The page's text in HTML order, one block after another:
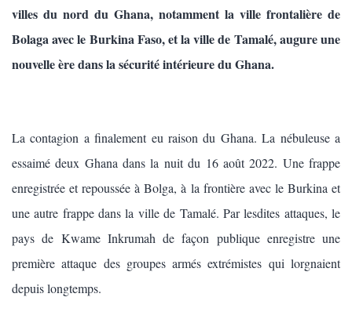
villes du nord du Ghana, notamment la ville frontalière de
Bolaga avec le Burkina Faso, et la ville de Tamalé, augure une
nouvelle ère dans la sécurité intérieure du Ghana.
La contagion a finalement eu raison du Ghana. La nébuleuse a
essaimé deux Ghana dans la nuit du 16 août 2022. Une frappe
enregistrée et repoussée à Bolga, à la frontière avec le Burkina et
une autre frappe dans la ville de Tamalé. Par lesdites attaques, le
pays de Kwame Inkrumah de façon publique enregistre une
première attaque des groupes armés extrémistes qui lorgnaient
depuis longtemps.